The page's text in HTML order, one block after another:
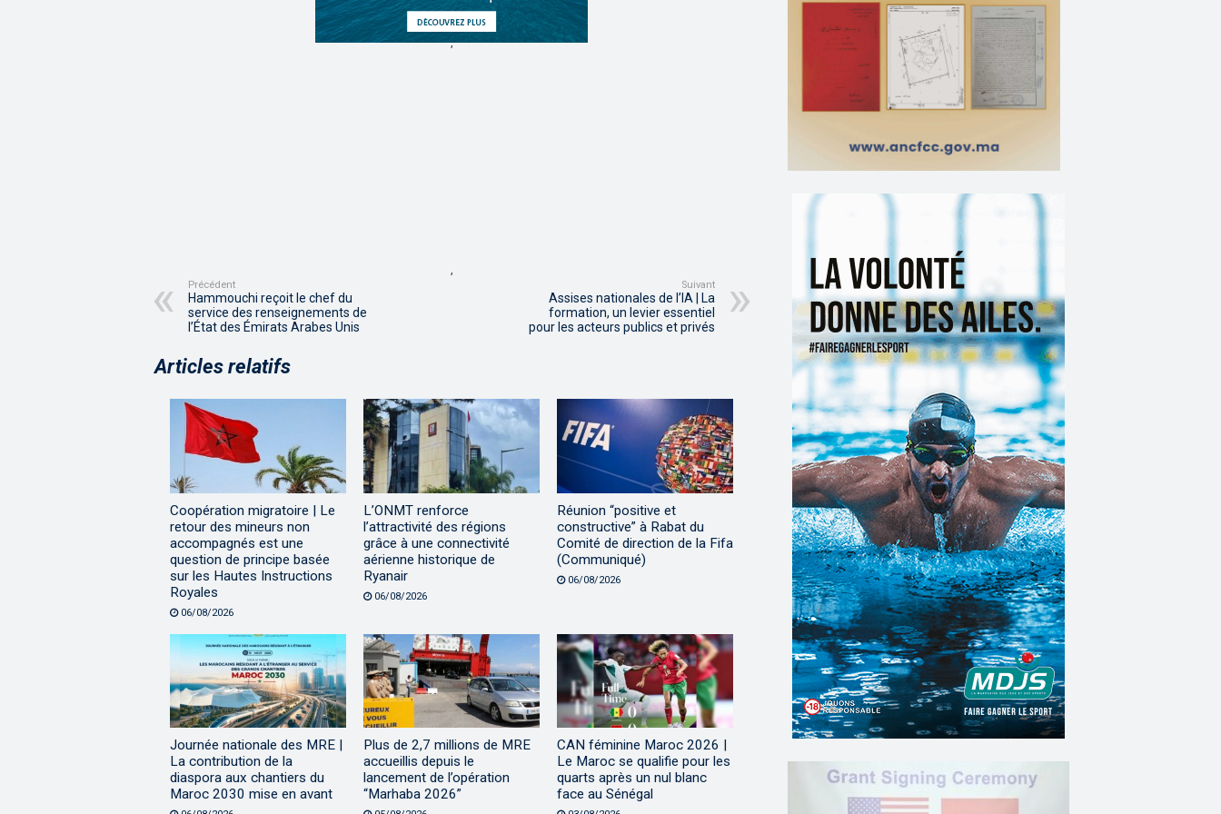
,
,
Précédent
Hammouchi reçoit le chef du
service des renseignements de
l’État des Émirats Arabes Unis
Suivant
Assises nationales de l’IA | La
formation, un levier essentiel
pour les acteurs publics et privés
Articles relatifs
Coopération migratoire | Le
retour des mineurs non
accompagnés est une
question de principe basée
sur les Hautes Instructions
Royales
06/08/2026
L’ONMT renforce
l’attractivité des régions
grâce à une connectivité
aérienne historique de
Ryanair
06/08/2026
Réunion “positive et
constructive” à Rabat du
Comité de direction de la Fifa
(Communiqué)
06/08/2026
Journée nationale des MRE |
La contribution de la
diaspora aux chantiers du
Maroc 2030 mise en avant
Plus de 2,7 millions de MRE
accueillis depuis le
lancement de l’opération
“Marhaba 2026”
CAN féminine Maroc 2026 |
Le Maroc se qualifie pour les
quarts après un nul blanc
face au Sénégal